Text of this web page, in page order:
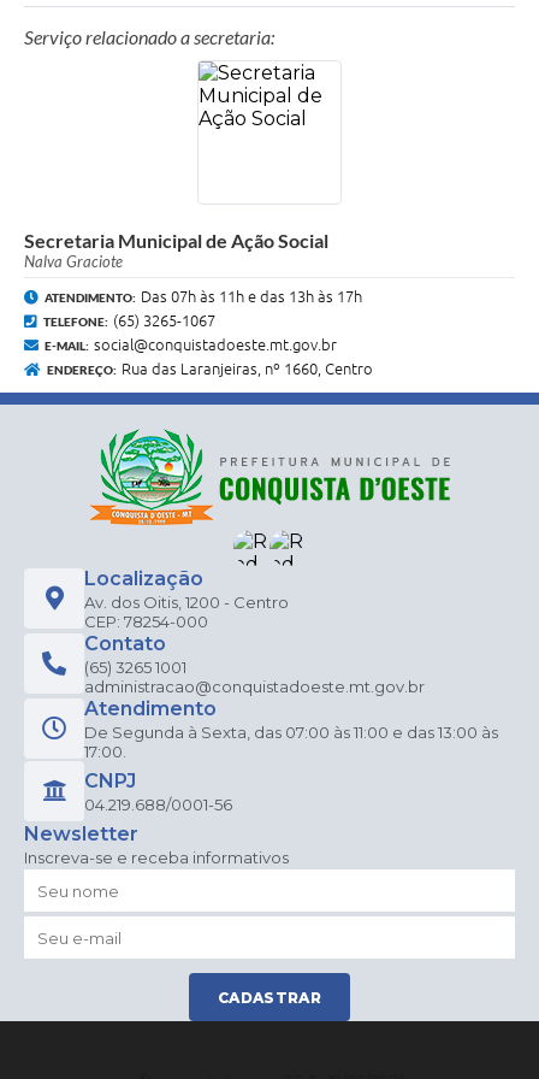
@cras.conquistadoeste.3
Rua das laranjeiras 1600 Centro CEP: 78254-000
Serviço relacionado a secretaria:
Secretaria Municipal de Ação Social
Nalva Graciote
ATENDIMENTO: Das 07h às 11h e das 13h às 17h
TELEFONE: (65) 3265-1067
E-MAIL: social@conquistadoeste.mt.gov.br
ENDEREÇO: Rua das Laranjeiras, nº 1660, Centro
Localização
Av. dos Oitis, 1200 - Centro
CEP: 78254-000
Contato
(65) 3265 1001
administracao@conquistadoeste.mt.gov.br
Atendimento
De Segunda à Sexta, das 07:00 às 11:00 e das 13:00 às
17:00.
CNPJ
04.219.688/0001-56
Newsletter
Inscreva-se e receba informativos
CADASTRAR